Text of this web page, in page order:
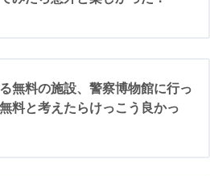
無料の施設、警察博物館に行っ
料と考えたらけっこう良かっ